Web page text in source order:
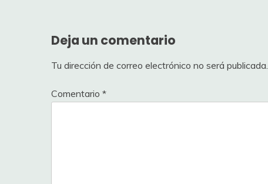
Deja un comentario
Tu dirección de correo electrónico no será publicada.
Comentario *